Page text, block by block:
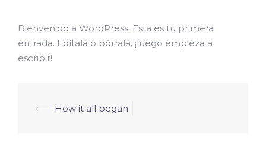
Bienvenido a WordPress. Esta es tu primera
entrada. Edítala o bórrala, ¡luego empieza a
escribir!
Navegación
⟵ How it all began